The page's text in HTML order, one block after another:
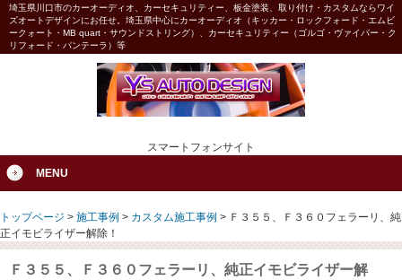
埼玉県川口市のカーオーディオ、カーセキュリティー、板金塗装、取り付け・カスタムならワイ
ズオートデザインにお任せ。埼玉県中心にカーオーディオ（キッカー・ロックフォード・エムビ
ークォート・MB quart・サウンドストリング）、カーセキュリティー（ゴルゴ・ヴァイパー・ク
リフォード・パンテーラ）等
スマートフォンサイト
MENU
トップページ > 施工事例 > カスタム施工事例 > Ｆ３５５、Ｆ３６０フェラーリ、純
正イモビライザー解除！
Ｆ３５５、Ｆ３６０フェラーリ、純正イモビライザー解